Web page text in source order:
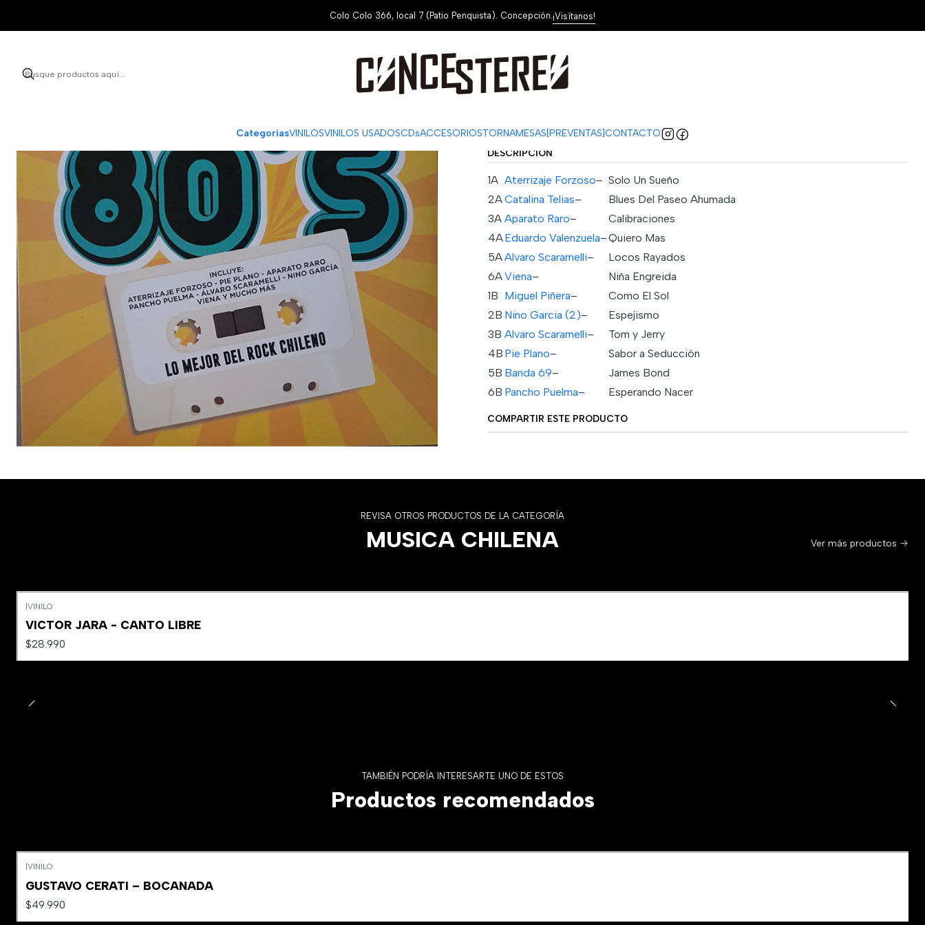
CategoríasVINILOSVINILOS USADOSCDsACCESORIOSTORNAMESAS[PREVENTAS]CONTACTO
Colo Colo 366, local 7 (Patio Penquista). Concepción.¡Visítanos!
|
Los Locos de Los 80's
Cantidad
DESCRIPCIÓN
1A Aterrizaje Forzoso– Solo Un Sueño
2ACatalina Telias–
Blues Del Paseo Ahumada
3A Aparato Raro–
Calibraciones
4AEduardo Valenzuela–Quiero Mas
5AAlvaro Scaramelli–
Locos Rayados
6AViena–
Niña Engreida
1B Miguel Piñera–
Como El Sol
2B Nino Garcia (2)–
Espejismo
3B Alvaro Scaramelli–
Tom y Jerry
4B Pie Plano–
Sabor a Seducción
5B Banda 69–
James Bond
6B Pancho Puelma– Esperando Nacer
COMPARTIR ESTE PRODUCTO
REVISA OTROS PRODUCTOS DE LA CATEGORÍA
MUSICA CHILENA Ver más productos
VINILO
VICTOR JARA - CANTO LIBRE
$28.990
TAMBIÉN PODRÍA INTERESARTE UNO DE ESTOS
Productos recomendados
VINILO
GUSTAVO CERATI – BOCANADA
$49.990